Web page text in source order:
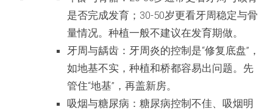
是否完成发育；30-50岁更看牙周稳定与骨
量情况。种植一般不建议在发育期做。
牙周与龋齿：牙周炎的控制是“修复底盘”，
如地基不实，种植和桥都容易出问题。先
管住“地基”，再盖新房。
吸烟与糖尿病：糖尿病控制不佳、吸烟明